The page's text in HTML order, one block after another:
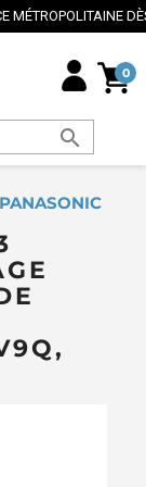
DÈS 70€ ⭐
0
search